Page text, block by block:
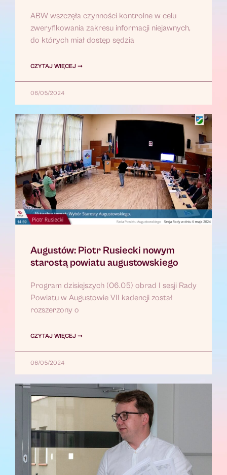
ABW wszczęła czynności kontrolne w celu
zweryfikowania zakresu informacji niejawnych,
do których miał dostęp sędzia
CZYTAJ WIĘCEJ ➞
06/05/2024
Augustów: Piotr Rusiecki nowym
starostą powiatu augustowskiego
Program dzisiejszych (06.05) obrad I sesji Rady
Powiatu w Augustowie VII kadencji został
rozszerzony o
CZYTAJ WIĘCEJ ➞
06/05/2024